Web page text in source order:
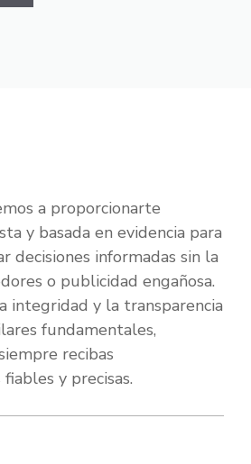
a proporcionarte
y basada en evidencia para
decisiones informadas sin la
o publicidad engañosa.
integridad y la transparencia
fundamentales,
recibas
y precisas.